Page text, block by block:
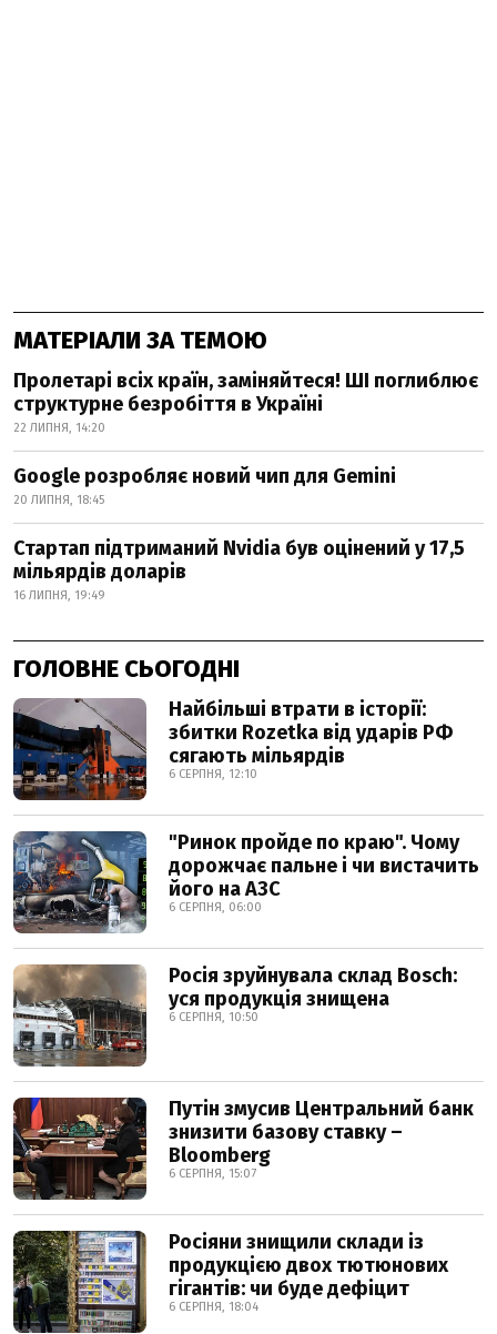
МАТЕРІАЛИ ЗА ТЕМОЮ
Пролетарі всіх країн, заміняйтеся! ШІ поглиблює
структурне безробіття в Україні
22 ЛИПНЯ, 14:20
Google розробляє новий чип для Gemini
20 ЛИПНЯ, 18:45
Стартап підтриманий Nvidia був оцінений у 17,5
мільярдів доларів
16 ЛИПНЯ, 19:49
ГОЛОВНЕ СЬОГОДНІ
Найбільші втрати в історії:
збитки Rozetka від ударів РФ
сягають мільярдів
6 СЕРПНЯ, 12:10
"Ринок пройде по краю". Чому
дорожчає пальне і чи вистачить
його на АЗС
6 СЕРПНЯ, 06:00
Росія зруйнувала склад Bosch:
уся продукція знищена
6 СЕРПНЯ, 10:50
Путін змусив Центральний банк
знизити базову ставку –
Bloomberg
6 СЕРПНЯ, 15:07
Росіяни знищили склади із
продукцією двох тютюнових
гігантів: чи буде дефіцит
6 СЕРПНЯ, 18:04